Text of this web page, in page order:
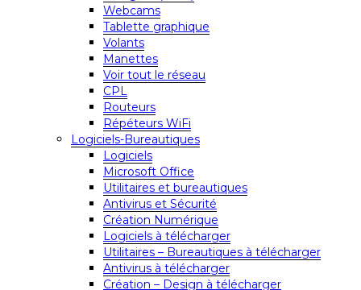
Webcams
Tablette graphique
Volants
Manettes
Voir tout le réseau
CPL
Routeurs
Répéteurs WiFi
Logiciels-Bureautiques
Logiciels
Microsoft Office
Utilitaires et bureautiques
Antivirus et Sécurité
Création Numérique
Logiciels à télécharger
Utilitaires – Bureautiques à télécharger
Antivirus à télécharger
Création – Design à télécharger